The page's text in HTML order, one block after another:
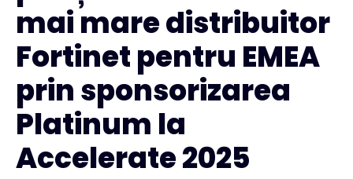
Persoană de contact
#weareexclusive
mai mare distribuitor
Fortinet pentru EMEA
prin sponsorizarea
Platinum la
Accelerate 2025